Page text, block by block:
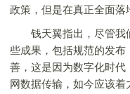
政策，但是在真正全面落
钱天翼指出，尽管我
些成果，包括规范的发
善，这是因为数字化时
网数据传输，如今应该